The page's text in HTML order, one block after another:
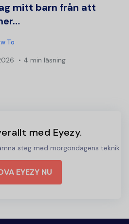
mitt barn från att
To
4 min läsning
med Eyezy.
steg med morgondagens teknik
EYEZY NU